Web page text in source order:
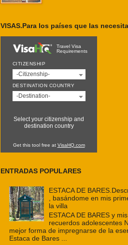
VISAS.Para los países que las
Travel Visa
Requirements
CITIZENSHIP
-Citizenship-
DESTINATION COUNTRY
-Destination-
Select your citizenship and
destination country
Get this tool free at VisaHQ.com
ENTRADAS POPULARES
ESTACA DE
, basándome en mis
la villa
ESTACA DE BARES y
recuerdos adolescentes
mejor forma de impregnarse de la
Estaca de Bares ...